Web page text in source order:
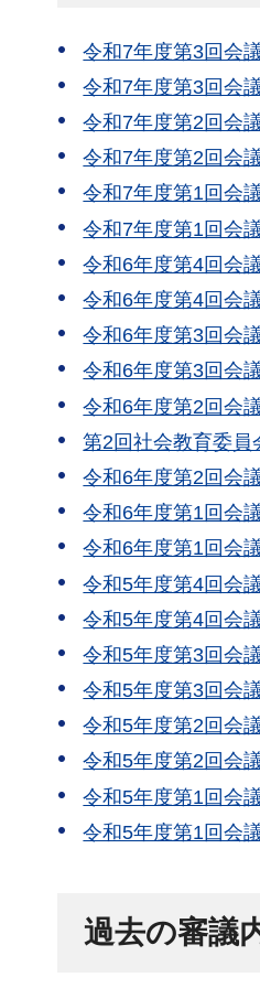
令和7年度第3回会
令和7年度第3回会
令和7年度第2回会
令和7年度第2回会
令和7年度第1回会
令和7年度第1回会
令和6年度第4回会
令和6年度第4回会
令和6年度第3回会
令和6年度第3回会
令和6年度第2回会
第2回社会教育委員
令和6年度第2回会
令和6年度第1回会
令和6年度第1回会
令和5年度第4回会
令和5年度第4回会
令和5年度第3回会
令和5年度第3回会
令和5年度第2回会
令和5年度第2回会
令和5年度第1回会
令和5年度第1回会
過去の審議